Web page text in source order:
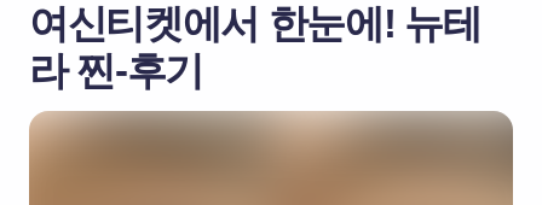
여신티켓에서 한눈에! 뉴테
라 찐-후기